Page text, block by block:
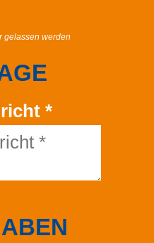
gelassen werden
*